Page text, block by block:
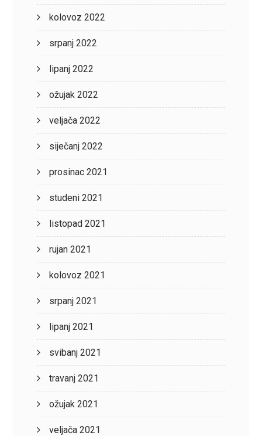
kolovoz 2022
srpanj 2022
lipanj 2022
ožujak 2022
veljača 2022
siječanj 2022
prosinac 2021
studeni 2021
listopad 2021
rujan 2021
kolovoz 2021
srpanj 2021
lipanj 2021
svibanj 2021
travanj 2021
ožujak 2021
veljača 2021